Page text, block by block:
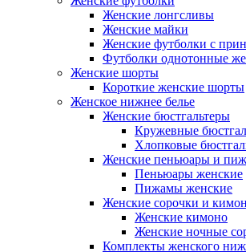
Женские лонгсливы
Женские майки
Женские футболки с
Футболки однотонные
Женские шорты
Короткие женские шорты
Женское нижнее белье
Женские бюстгальтеры
Кружевные
Хлопковые
Женские пеньюары и
Пеньюары женские
Пижамы женские
Женские сорочки и
Женские кимоно
Женские ночные
Комплекты женского